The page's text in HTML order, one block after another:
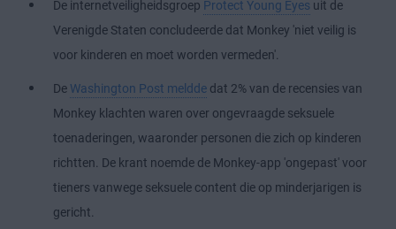
De internetveiligheidsgroep Protect Young Eyes uit de
Verenigde Staten concludeerde dat Monkey 'niet veilig is
voor kinderen en moet worden vermeden'.
De Washington Post meldde dat 2% van de recensies van
Monkey klachten waren over ongevraagde seksuele
toenaderingen, waaronder personen die zich op kinderen
richtten. De krant noemde de Monkey-app 'ongepast' voor
tieners vanwege seksuele content die op minderjarigen is
gericht.